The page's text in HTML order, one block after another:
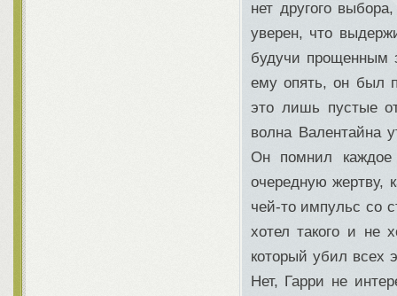
нет другого
уверен, что
будучи прощенным
ему опять, он был
это лишь пустые
волна Валентайна
Он помнил каждое
очередную жертву,
чей-то импульс со
хотел такого и не
который убил всех
Нет, Гарри не